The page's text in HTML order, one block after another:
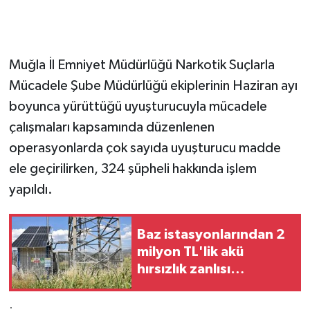
Muğla İl Emniyet Müdürlüğü Narkotik Suçlarla
Mücadele Şube Müdürlüğü ekiplerinin Haziran ayı
boyunca yürüttüğü uyuşturucuyla mücadele
çalışmaları kapsamında düzenlenen
operasyonlarda çok sayıda uyuşturucu madde
ele geçirilirken, 324 şüpheli hakkında işlem
yapıldı.
Baz istasyonlarından 2
milyon TL'lik akü
hırsızlık zanlısı
GÜNDEM
Güvenlik
HABERDE İNSAN
İNSAN
Jandarma
Kadın